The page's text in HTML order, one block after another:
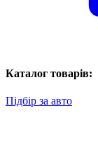
Каталог товарів:
Підбір за авто